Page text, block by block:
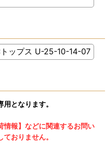
となります。
情報】などに関連するお問い
おりません。